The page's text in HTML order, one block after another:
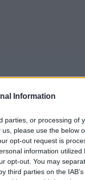
Information
parties, or processing of
please use the below
opt-out request is
information utilized
opt-out. You may
third parties on the